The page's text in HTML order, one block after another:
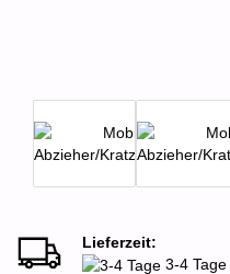
Lieferzeit:
3-4 Tage